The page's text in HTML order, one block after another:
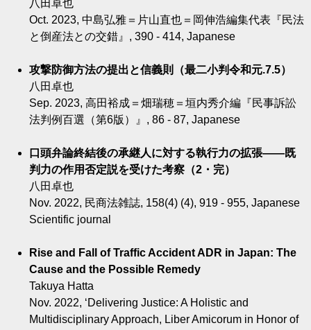
八田卓也
Oct. 2023, 中島弘雅＝片山直也＝岡伸浩編集代表『民法
と倒産法との交錯』, 390 - 414, Japanese
攻撃防御方法の提出と信義則（最二小判令和元.7.5）
八田卓也
Sep. 2023, 高田裕成＝畑瑞穂＝垣内秀介編『民事訴訟
法判例百選（第6版）』, 86 - 87, Japanese
口頭弁論終結後の承継人に対する執行力の拡張――既
判力の作用否定説を受けた考察（2・完）
八田卓也
Nov. 2022, 民商法雑誌, 158(4) (4), 919 - 955, Japanese
Scientific journal
Rise and Fall of Traffic Accident ADR in Japan: The
Cause and the Possible Remedy
Takuya Hatta
Nov. 2022, ‘Delivering Justice: A Holistic and
Multidisciplinary Approach, Liber Amicorum in Honor of